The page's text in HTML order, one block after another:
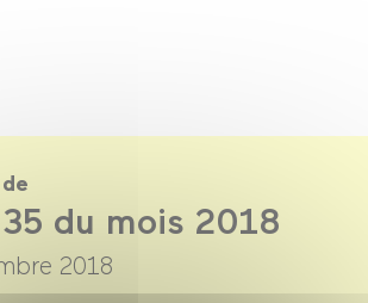
du mois 2018
2018